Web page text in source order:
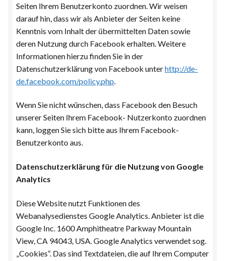
Seiten Ihrem Benutzerkonto zuordnen. Wir weisen
darauf hin, dass wir als Anbieter der Seiten keine
Kenntnis vom Inhalt der übermittelten Daten sowie
deren Nutzung durch Facebook erhalten. Weitere
Informationen hierzu finden Sie in der
Datenschutzerklärung von Facebook unterhttp://de-
de.facebook.com/policy.php
Wenn Sie nicht wünschen, dass Facebook den Besuch
unserer Seiten Ihrem Facebook- Nutzerkonto zuordnen
kann, loggen Sie sich bitte aus Ihrem Facebook-
Benutzerkonto aus.
Datenschutzerklärung für die Nutzung von Google
Analytics
Diese Website nutzt Funktionen des
Webanalysedienstes Google Analytics. Anbieter ist die
Google Inc. 1600 Amphitheatre Parkway Mountain
View, CA 94043, USA. Google Analytics verwendet sog.
„Cookies“. Das sind Textdateien, die auf Ihrem Computer